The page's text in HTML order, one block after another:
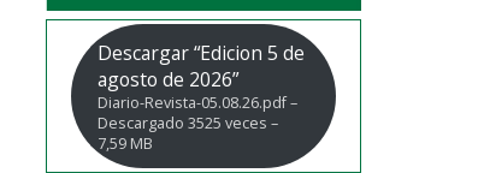
Descargar “Edicion 5 de
agosto de 2026”
Diario-Revista-05.08.26.pdf –
Descargado 3525 veces –
7,59 MB